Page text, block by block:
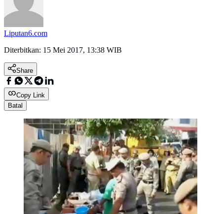
Liputan6.com
Diterbitkan: 15 Mei 2017, 13:38 WIB
Share
Copy Link
Batal